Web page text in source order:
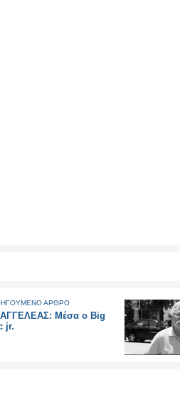
ΑΡΘΡΟ
Μέσα ο Big
jr.